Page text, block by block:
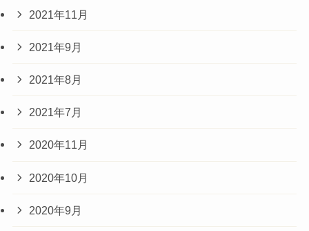
2021年11月
2021年9月
2021年8月
2021年7月
2020年11月
2020年10月
2020年9月